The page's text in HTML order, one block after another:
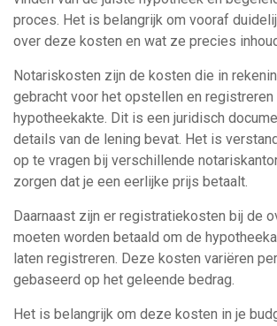
proces. Het is belangrijk om vooraf
over deze kosten en wat ze precies
Notariskosten zijn de kosten die in
gebracht voor het opstellen en registreren
hypotheekakte. Dit is een juridisch
details van de lening bevat. Het is
op te vragen bij verschillende
zorgen dat je een eerlijke prijs betaalt.
Daarnaast zijn er registratiekosten bij de
moeten worden betaald om de
laten registreren. Deze kosten variëren
gebaseerd op het geleende bedrag.
Het is belangrijk om deze kosten in je